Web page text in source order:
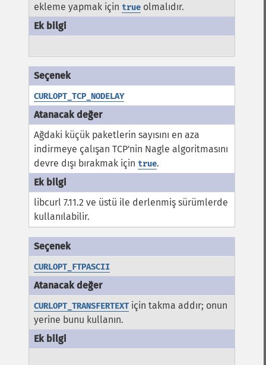
ekleme yapmak için true olmalıdır.
CURLOPT_TCP_NODELAY
Ağdaki küçük paketlerin sayısını en aza
indirmeye çalışan TCP'nin Nagle algoritmasını
devre dışı bırakmak için true.
libcurl 7.11.2 ve üstü ile derlenmiş sürümlerde
kullanılabilir.
CURLOPT_FTPASCII
CURLOPT_TRANSFERTEXT için takma addır; onun
yerine bunu kullanın.